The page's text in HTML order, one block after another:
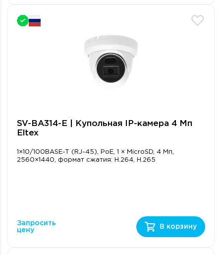
SV-BA314-E | Купольная IP-камера 4 Мп
Eltex
1×10/100BASE-T (RJ-45), PoE, 1 × MicroSD, 4 Мп,
2560×1440, формат сжатия: H.264, H.265
Запросить
цену
В корзину